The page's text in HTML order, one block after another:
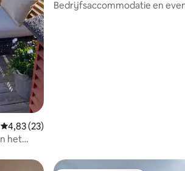
Gemiddelde beoordeling van 4,83 uit 5, 23
4,83 (23)
het
Bedrijfsaccommodatie en